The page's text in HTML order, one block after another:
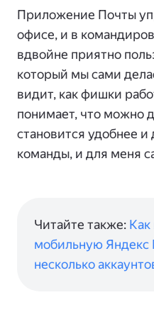
Приложение Почты
офисе, и в
вдвойне приятно
который мы сами
видит, как фишки
понимает, что можно
становится удобнее и
команды, и для меня
Читайте также: Как
мобильную Яндекс
несколько